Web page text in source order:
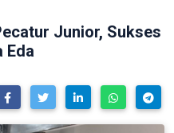
Junior, Sukses
Eda